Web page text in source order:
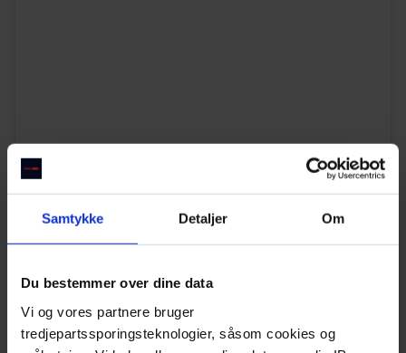
Samtykke Detaljer Om
Du bestemmer over dine data
Vi og vores partnere bruger
tredjepartssporingsteknologier, såsom cookies og
Vis dette opslag på Instagram